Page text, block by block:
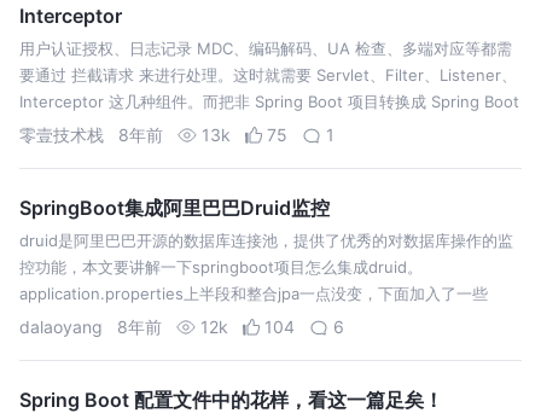
Interceptor
用户认证授权、日志记录 MDC、编码解码、UA 检查、多端对应等都需
要通过 拦截请求 来进行处理。这时就需要 Servlet、Filter、Listener、
Interceptor 这几种组件。而把非 Spring Boot 项目转换成 Spring Boot
项目，需要沿用以…
零壹技术栈 8年前 13k 75 1
SpringBoot集成阿里巴巴Druid监控
druid是阿里巴巴开源的数据库连接池，提供了优秀的对数据库操作的监
控功能，本文要讲解一下springboot项目怎么集成druid。
application.properties上半段和整合jpa一点没变，下面加入了一些
druid的配置，如果对druid的配置有什么不理解的，…
dalaoyang 8年前 12k 104 6
Spring Boot 配置文件中的花样，看这一篇足矣！